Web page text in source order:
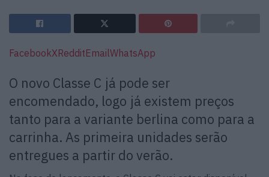
FacebookXRedditEmailWhatsApp
O novo Classe C já pode ser
encomendado, logo já existem preços
tanto para a variante berlina como para a
carrinha. As primeira unidades serão
entregues a partir do verão.